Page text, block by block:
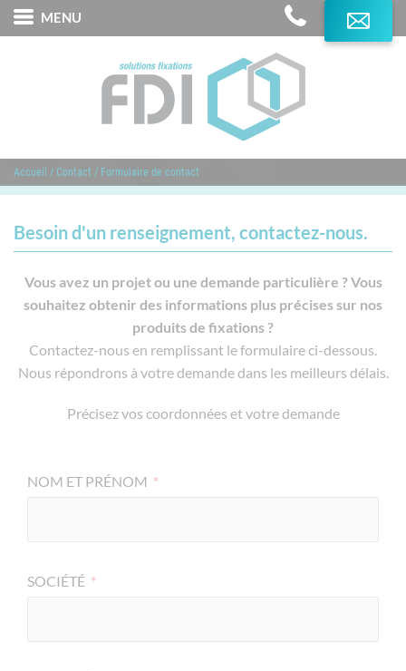
MENU
Marques distribuées
Domaines d'application
Accueil / Contact / Formulaire de contact
Besoin d'un renseignement, contactez-nous.
Vous avez un projet ou une demande particulière ? Vous
souhaitez obtenir des informations plus précises sur nos
produits de fixations ?
Contactez-nous en remplissant le formulaire ci-dessous.
Nous répondrons à votre demande dans les meilleurs délais.
Précisez vos coordonnées et votre demande
NOM ET PRÉNOM *
SOCIÉTÉ *